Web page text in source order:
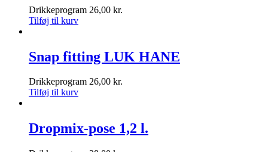
Drikkeprogram 26,00 kr.
Tilføj til kurv
Snap fitting LUK HANE
Drikkeprogram 26,00 kr.
Tilføj til kurv
Dropmix-pose 1,2 l.